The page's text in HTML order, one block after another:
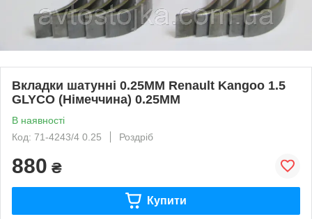
Вкладки шатунні 0.25MM Renault Kangoo 1.5
GLYCO (Німеччина) 0.25MM
В наявності
Код: 71-4243/4 0.25
Роздріб
880 ₴
Купити